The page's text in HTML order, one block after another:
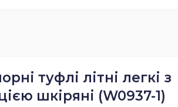
туфлі літні легкі з
шкіряні (W0937-1)